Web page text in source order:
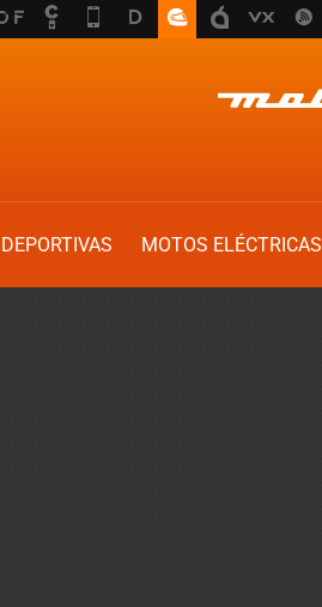
DEPORTIVAS MOTOS ELÉCTRICAS